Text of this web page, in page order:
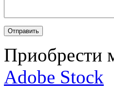
Приобрести
Adobe Stock